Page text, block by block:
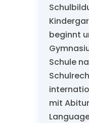
beginnt
Schule
mit